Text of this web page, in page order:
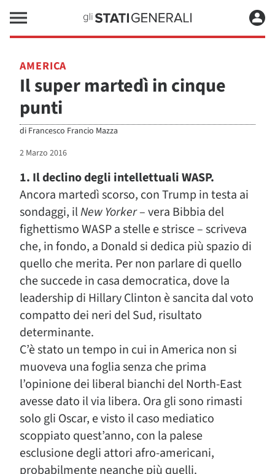
AMERICA
Il super martedì in cinque
punti
di Francesco Francio Mazza
2 Marzo 2016
1. Il declino degli intellettuali WASP.
Ancora martedì scorso, con Trump in testa ai
sondaggi, ilNew Yorker– vera Bibbia del
fighettismo WASP a stelle e strisce – scriveva
che, in fondo, a Donald si dedica più spazio di
quello che merita. Per non parlare di quello
che succede in casa democratica, dove la
leadership di Hillary Clinton è sancita dal voto
compatto dei neri del Sud, risultato
determinante.
C’è stato un tempo in cui in America non si
muoveva una foglia senza che prima
l’opinione dei liberal bianchi del North-East
avesse dato il via libera. Ora gli sono rimasti
solo gli Oscar, e visto il caso mediatico
scoppiato quest’anno, con la palese
esclusione degli attori afro-americani,
probabilmente neanche più quelli.